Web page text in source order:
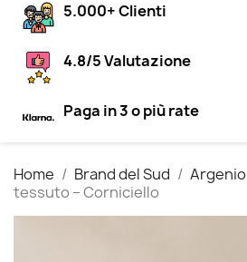
5.000+ Clienti
4.8/5 Valutazione
Paga in 3 o più rate
Home Brand del Sud Argenio
tessuto – Corniciello